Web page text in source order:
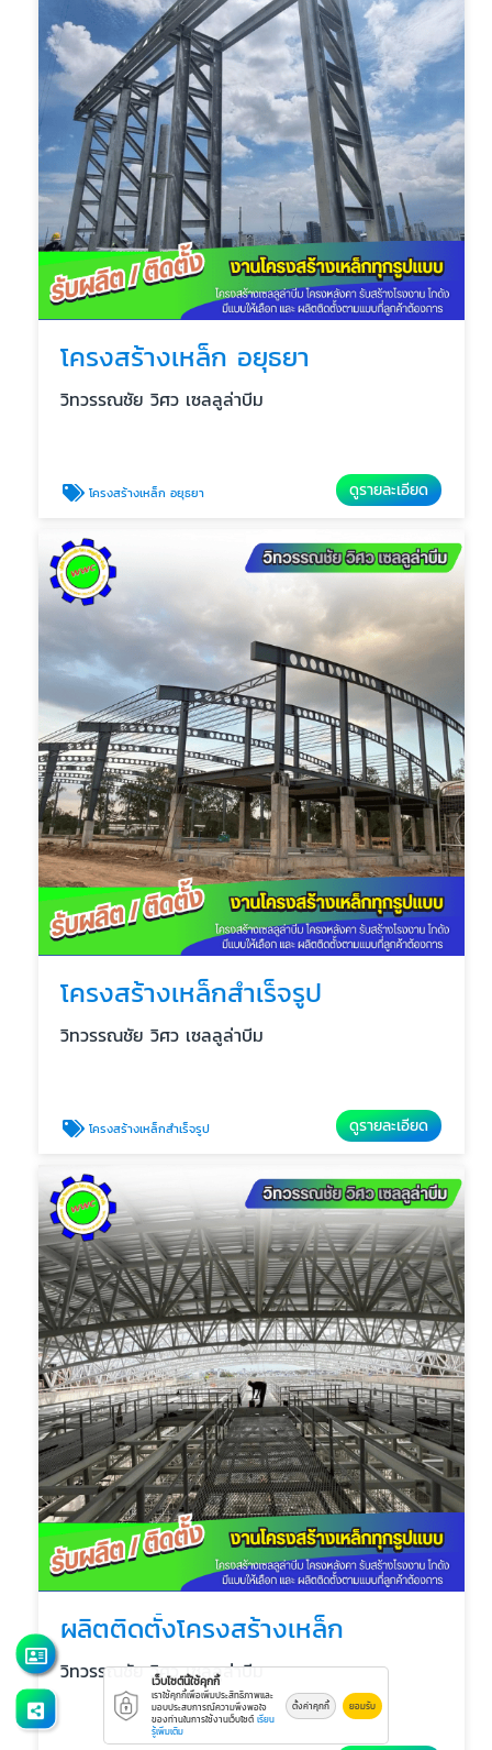
โครงสร้างเหล็ก อยุธยา
วิทวรรณชัย วิศว เซลลูล่าบีม
โครงสร้างเหล็ก อยุธยา ดูรายละเอียด
โครงสร้างเหล็กสำเร็จรูป
วิทวรรณชัย วิศว เซลลูล่าบีม
โครงสร้างเหล็กสำเร็จรูป ดูรายละเอียด
ผลิตติดตั้งโครงสร้างเหล็ก
วิทวรรณชัย วิศว เซลลูล่าบีม
เว็บไซต์นี้ใช้คุกกี้
เราใช้คุกกี้เพื่อเพิ่มประสิทธิภาพและ
มอบประสบการณ์ความพึงพอใจ
ของท่านในการใช้งานเว็บไซต์ เรียน
รู้เพิ่มเติม
ตั้งค่าคุกกี้ ยอมรับ